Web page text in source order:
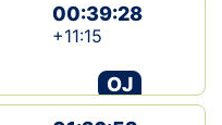
00:39:28
+11:15
OJ